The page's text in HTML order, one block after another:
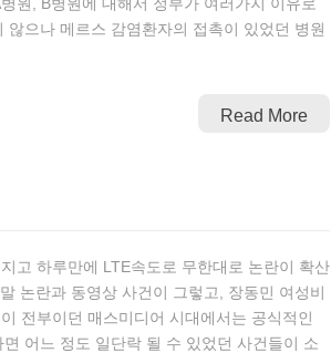
으나 메르스 감염환자의 접촉이 있었던 병원
Read More
고 하루만에 LTE속도로 무한대로 논란이 확산
논란과 동영상 사건이 그렇고, 장동민 여성비
전부이던 매스미디어 시대에서는 공식적인
어느 정도 일단락 될 수 있었던 사건들이 소